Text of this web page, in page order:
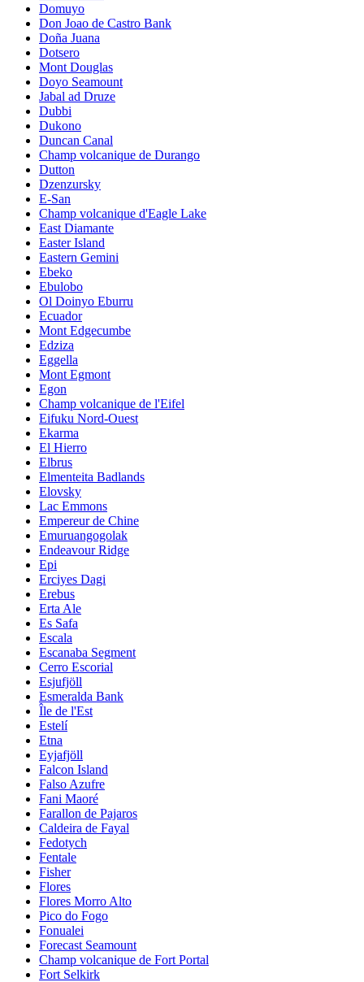
Domuyo
Don Joao de Castro Bank
Doña Juana
Dotsero
Mont Douglas
Doyo Seamount
Jabal ad Druze
Dubbi
Dukono
Duncan Canal
Champ volcanique de Durango
Dutton
Dzenzursky
E-San
Champ volcanique d'Eagle Lake
East Diamante
Easter Island
Eastern Gemini
Ebeko
Ebulobo
Ol Doinyo Eburru
Ecuador
Mont Edgecumbe
Edziza
Eggella
Mont Egmont
Egon
Champ volcanique de l'Eifel
Eifuku Nord-Ouest
Ekarma
El Hierro
Elbrus
Elmenteita Badlands
Elovsky
Lac Emmons
Empereur de Chine
Emuruangogolak
Endeavour Ridge
Epi
Erciyes Dagi
Erebus
Erta Ale
Es Safa
Escala
Escanaba Segment
Cerro Escorial
Esjufjöll
Esmeralda Bank
Île de l'Est
Estelí
Etna
Eyjafjöll
Falcon Island
Falso Azufre
Fani Maoré
Farallon de Pajaros
Caldeira de Fayal
Fedotych
Fentale
Fisher
Flores
Flores Morro Alto
Pico do Fogo
Fonualei
Forecast Seamount
Champ volcanique de Fort Portal
Fort Selkirk